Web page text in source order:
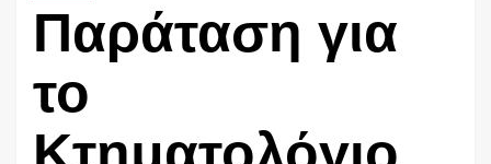
Παράταση για
το